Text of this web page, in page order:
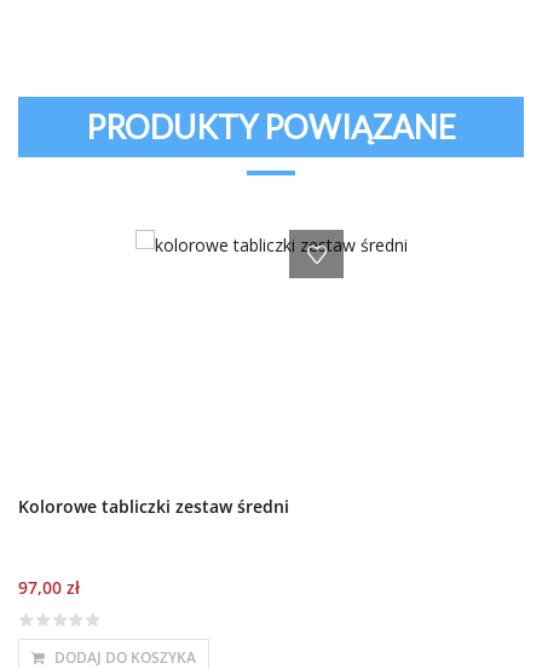
PRODUKTY POWIĄZANE
Kolorowe tabliczki zestaw średni
97,00 zł
DODAJ DO KOSZYKA